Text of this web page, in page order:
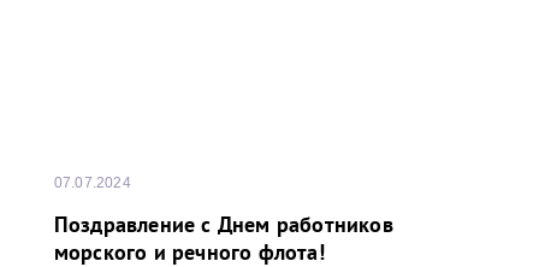
07.07.2024
Поздравление с Днем работников
морского и речного флота!